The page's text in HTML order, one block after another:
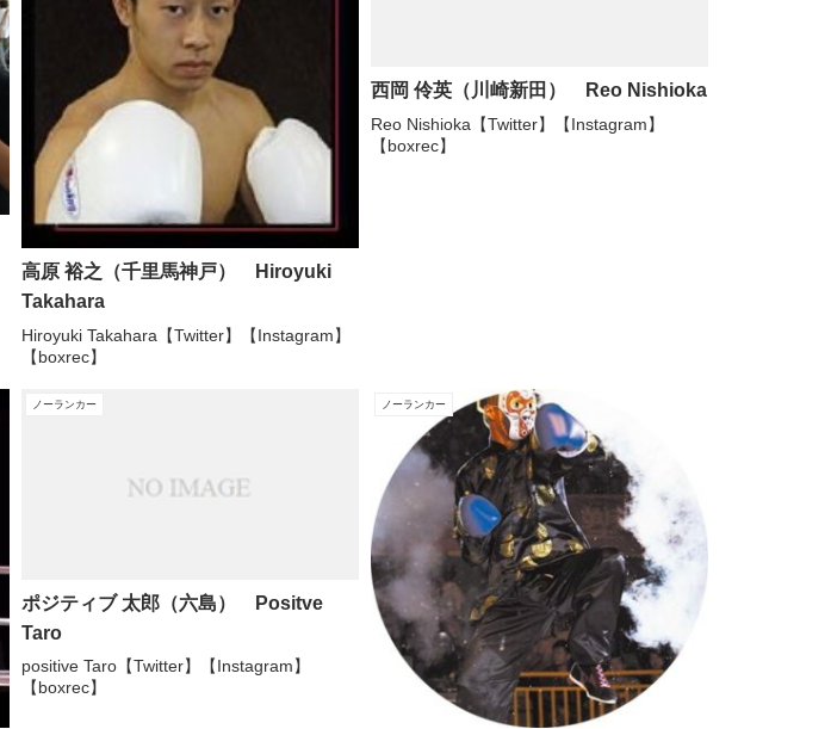
高原 裕之（千里馬神戸） Hiroyuki
Takahara
Hiroyuki Takahara【Twitter】【Instagram】
【boxrec】
西岡 伶英（川崎新田） Reo Nishioka
Reo Nishioka【Twitter】【Instagram】
【boxrec】
ノーランカー
ポジティブ 太郎（六島） Positve
Taro
positive Taro【Twitter】【Instagram】
【boxrec】
ノーランカー